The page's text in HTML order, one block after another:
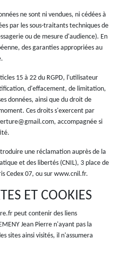
ne sont ni vendues, ni cédées à
par les sous-traitants techniques de
ou de mesure d'audience). En
des garanties appropriées au
15 à 22 du RGPD, l'utilisateur
d'effacement, de limitation,
données, ainsi que du droit de
Ces droits s'exercent par
accompagnée si
une réclamation auprès de la
et des libertés (CNIL), 3 place de
Cedex 07, ou sur www.cnil.fr.
ET COOKIES
peut contenir des liens
Jean Pierre n'ayant pas la
sites ainsi visités, il n'assumera